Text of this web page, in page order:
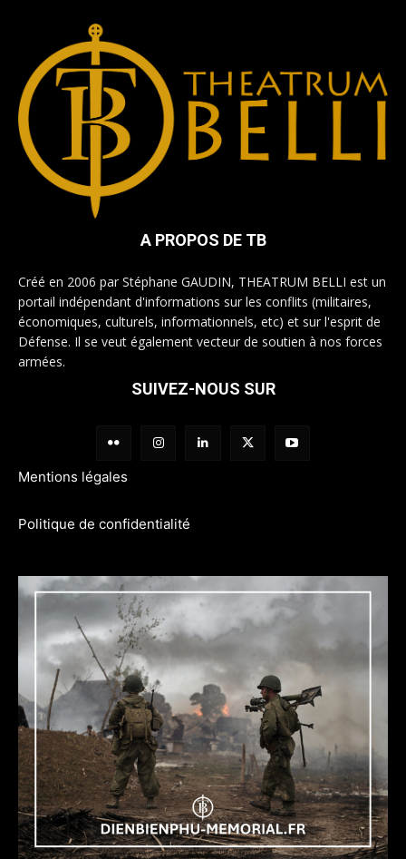
A PROPOS DE TB
Créé en 2006 par Stéphane GAUDIN, THEATRUM BELLI est un
portail indépendant d'informations sur les conflits (militaires,
économiques, culturels, informationnels, etc) et sur l'esprit de
Défense. Il se veut également vecteur de soutien à nos forces
armées.
SUIVEZ-NOUS SUR
Mentions légales
Politique de confidentialité